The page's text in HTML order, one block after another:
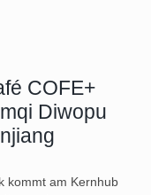
COFE+
Diwopu
kommt am Kernhub